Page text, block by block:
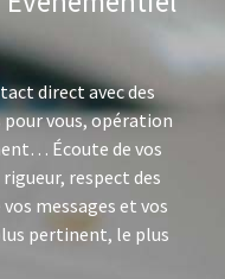
direct avec des
pour vous, opération
Écoute de vos
respect des
messages et vos
pertinent, le plus